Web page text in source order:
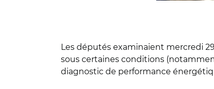
Les députés examinaient mercredi
sous certaines conditions
diagnostic de performance